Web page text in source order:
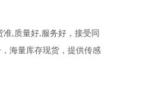
准,质量好,服务好，接受同
海量库存现货，提供传感